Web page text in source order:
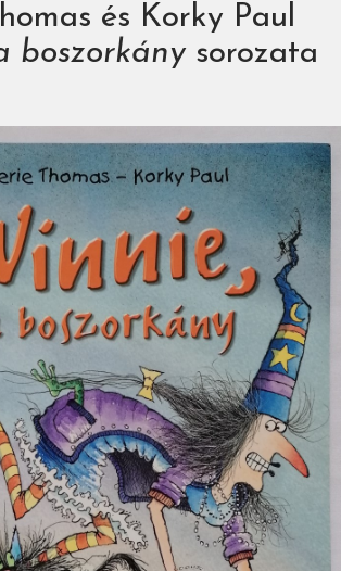
és Korky Paul
boszorkánysorozata